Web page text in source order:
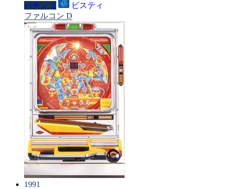
パチンコ
ビスティ
ファルコン D
1991